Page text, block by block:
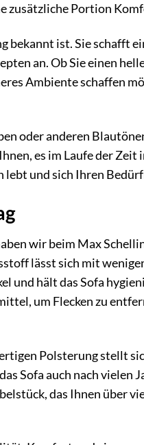
zusätzliche Portion
bekannt ist. Sie schafft
an. Ob Sie einen
Ambiente schaffen
oder anderen
es im Laufe der Zeit
lebt und sich Ihren
wir beim Max
lässt sich mit
und hält das Sofa
um Flecken zu
Polsterung stellt
Sofa auch nach vielen
das Ihnen über